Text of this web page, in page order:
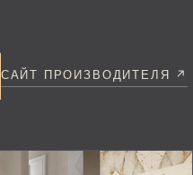
САЙТ ПРОИЗВОДИТЕЛЯ ↗